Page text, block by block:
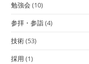
勉強会 (10)
参拝・参詣(4)
技術(53)
採用 (1)